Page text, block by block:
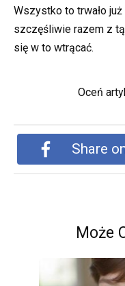
Wszystko to trwało już
szczęśliwie razem z
się w to wtrącać.
Oceń
Share
Może